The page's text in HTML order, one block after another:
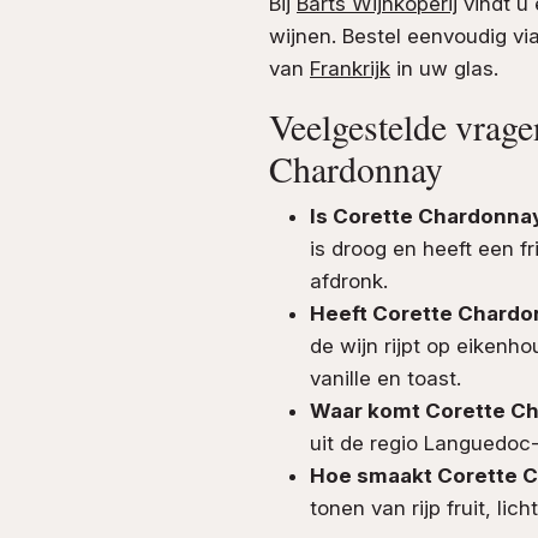
wijnen. Bestel eenvoudig
van Frankrijk in uw glas.
Veelgestelde
Chardonnay
Is Corette
is droog en heeft een
afdronk.
Heeft Corette
de wijn rijpt op
vanille en toast.
Waar komt Corette
uit de regio
Hoe smaakt Corette
tonen van rijp fruit,